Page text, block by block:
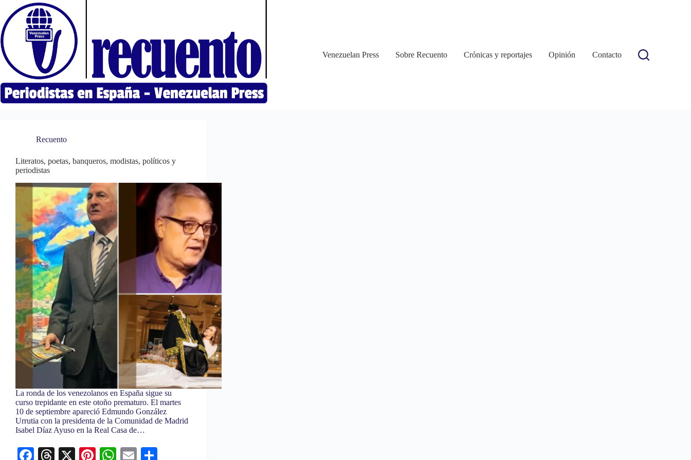
contenido
Venezuelan Press Sobre Recuento Crónicas y reportajes Opinión Contacto
Recuento
Literatos, poetas, banqueros, modistas, políticos y
periodistas
La ronda de los venezolanos en España sigue su
curso trepidante en este otoño prematuro. El martes
10 de septiembre apareció Edmundo González
Urrutia con la presidenta de la Comunidad de Madrid
Isabel Díaz Ayuso en la Real Casa de…
Fa T X Pi W E